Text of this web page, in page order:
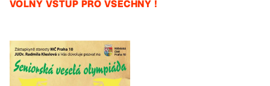
VOLNÝ VSTUP PRO VŠECHNY !